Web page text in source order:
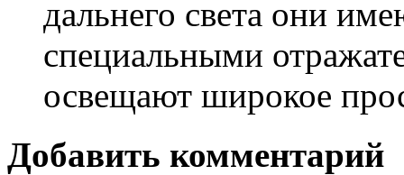
дальнего света они
специальными
освещают широкое
Добавить комментарий